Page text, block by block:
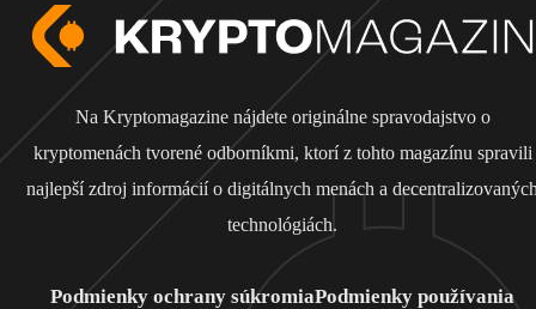
Na Kryptomagazine nájdete originálne spravodajstvo o
kryptomenách tvorené odborníkmi, ktorí z tohto magazínu spravili
najlepší zdroj informácií o digitálnych menách a
technológiách.
Podmienky ochrany súkromiaPodmienky používania